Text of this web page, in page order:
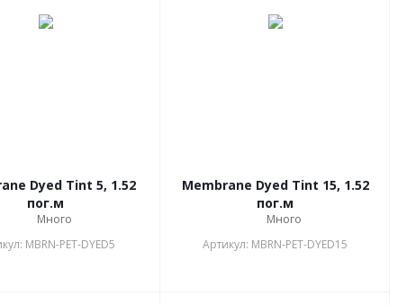
Dyed Tint 5, 1.52
пог.м
Много
MBRN-PET-DYED5
Membrane Dyed Tint 15, 1.52
пог.м
Много
Артикул: MBRN-PET-DYED15